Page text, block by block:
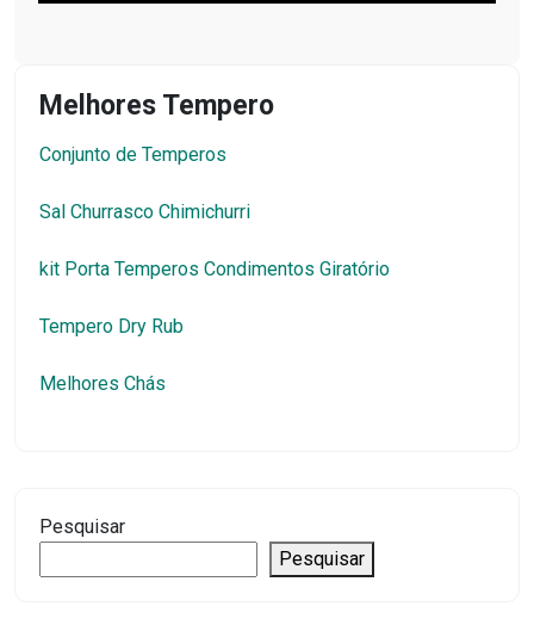
Melhores Tempero
Conjunto de Temperos
Sal Churrasco Chimichurri
kit Porta Temperos Condimentos Giratório
Tempero Dry Rub
Melhores Chás
Pesquisar
Pesquisar